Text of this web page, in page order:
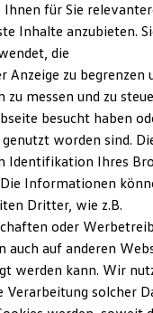
Updates
ID.
Ihnen für Sie
Inhalte anzubieten.
die
Anzeige zu begrenzen
messen und zu
besucht haben
worden sind.
Identifikation Ihres
Informationen
Dritter, wie z.B.
oder
auch auf anderen
werden kann. Wir
solcher